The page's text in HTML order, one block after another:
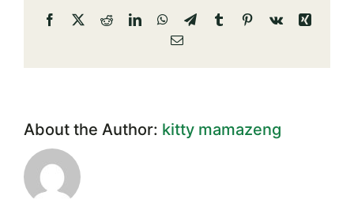
Facebook
X RedditLinkedInWhatsApp
TelegramTumblrPinterest
Vk
Xing
Email
About the Author: kitty mamazeng